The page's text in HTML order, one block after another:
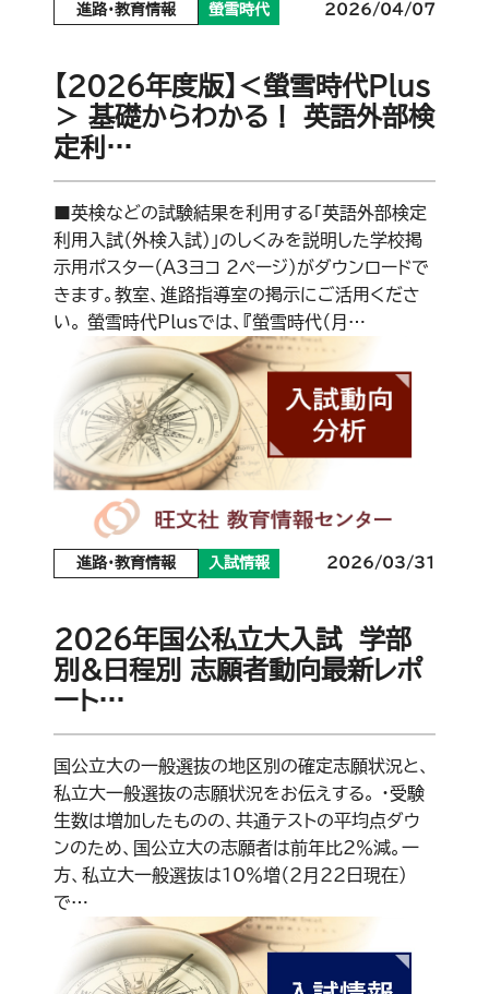
進路・教育情報 螢雪時代 2026/04/07
【2026年度版】＜螢雪時代Plus
＞ 基礎からわかる！ 英語外部検
定利…
■英検などの試験結果を利用する「英語外部検定
利用入試（外検入試）」のしくみを説明した学校掲
示用ポスター（A3ヨコ 2ページ）がダウンロードで
きます。教室、進路指導室の掲示にご活用くださ
い。 螢雪時代Plusでは、『螢雪時代（月…
進路・教育情報 入試情報 2026/03/31
2026年国公私立大入試 学部
別&日程別 志願者動向最新レポ
ート…
国公立大の一般選抜の地区別の確定志願状況と、
私立大一般選抜の志願状況をお伝えする。 ・受験
生数は増加したものの、共通テストの平均点ダウ
ンのため、国公立大の志願者は前年比2％減。一
方、私立大一般選抜は10％増（2月22日現在）
で…